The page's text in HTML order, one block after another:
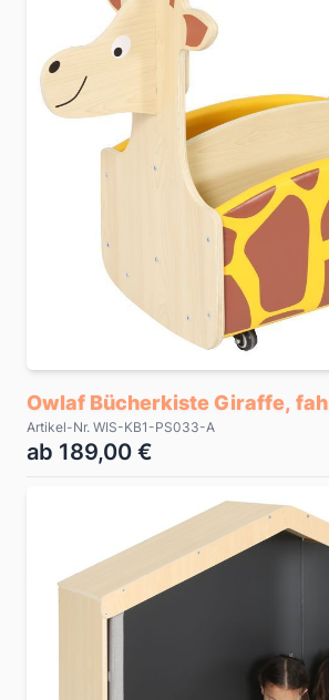
Owlaf Bücherkiste Giraffe,
Artikel-Nr. WIS-KB1-PS033-A
ab 189,00 €